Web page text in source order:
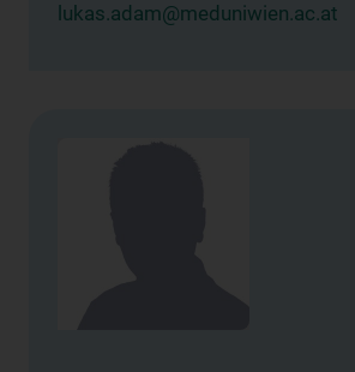
lukas.adam@meduniwien.ac.at